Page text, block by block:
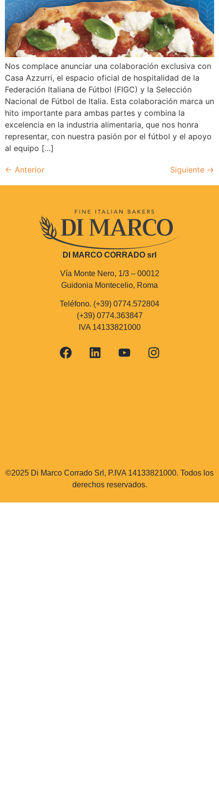
Nos complace anunciar una colaboración exclusiva con
Casa Azzurri, el espacio oficial de hospitalidad de la
Federación Italiana de Fútbol (FIGC) y la Selección
Nacional de Fútbol de Italia. Esta colaboración marca un
hito importante para ambas partes y combina la
excelencia en la industria alimentaria, que nos honra
representar, con nuestra pasión por el fútbol y el apoyo
al equipo […]
← Anterior Siguiente →
DI MARCO CORRADO srl
Vía Monte Nero, 1/3 – 00012
Guidonia Montecelio, Roma
Teléfono. (+39) 0774.572804
(+39) 0774.363847
IVA 14133821000
©2025 Di Marco Corrado Srl, P.IVA 14133821000. Todos los
derechos reservados.